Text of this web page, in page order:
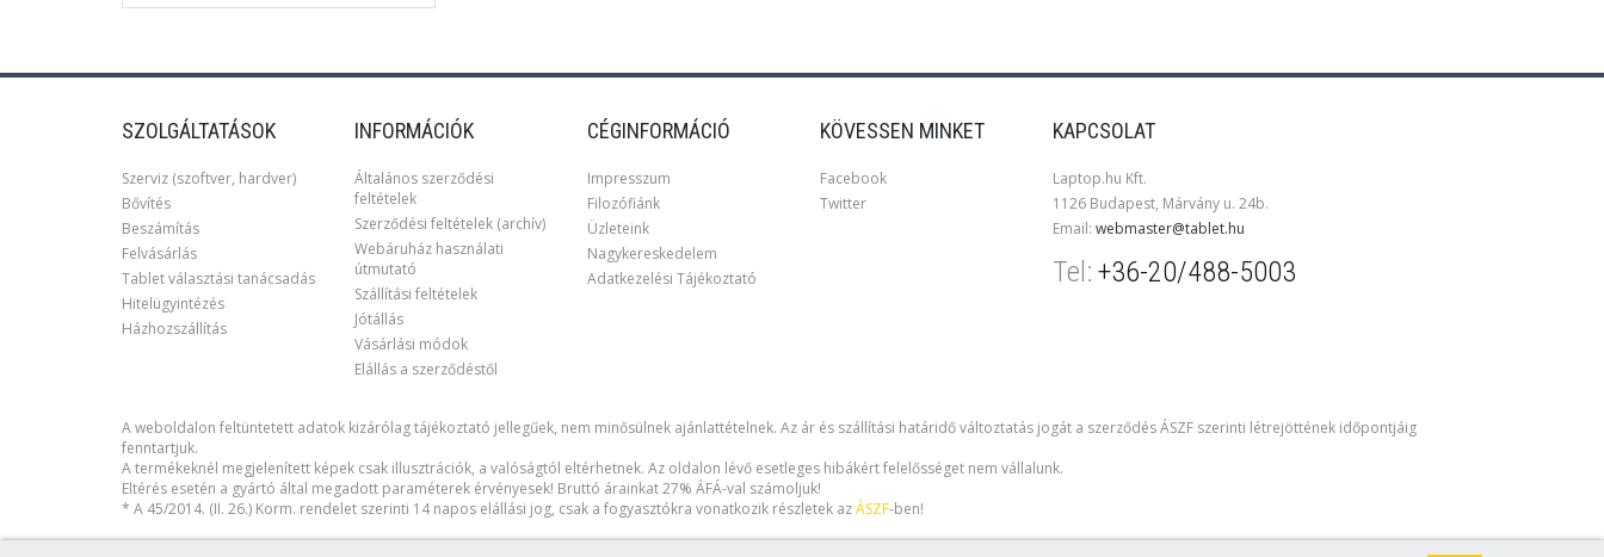
SZOLGÁLTATÁSOK
Szerviz (szoftver, hardver)
Bővítés
Beszámítás
Felvásárlás
Tablet választási tanácsadás
Hitelügyintézés
Házhozszállítás
INFORMÁCIÓK
Általános szerződési
feltételek
Szerződési feltételek (archív)
Webáruház használati
útmutató
Szállítási feltételek
Jótállás
Vásárlási módok
Elállás a szerződéstől
CÉGINFORMÁCIÓ
Impresszum
Filozófiánk
Üzleteink
Nagykereskedelem
Adatkezelési Tájékoztató
KÖVESSEN MINKET
Facebook
Twitter
KAPCSOLAT
Laptop.hu Kft.
1126 Budapest, Márvány u. 24b.
Email: webmaster@tablet.hu
Tel: +36-20/488-5003
A weboldalon feltüntetett adatok kizárólag tájékoztató jellegűek, nem minősülnek ajánlattételnek. Az ár és szállítási határidő változtatás jogát a szerződés ÁSZF szerinti létrejöttének időpontjáig
fenntartjuk.
A termékeknél megjelenített képek csak illusztrációk, a valóságtól eltérhetnek. Az oldalon lévő esetleges hibákért felelősséget nem vállalunk.
Eltérés esetén a gyártó által megadott paraméterek érvényesek! Bruttó árainkat 27% ÁFÁ-val számoljuk!
* A 45/2014. (II. 26.) Korm. rendelet szerinti 14 napos elállási jog, csak a fogyasztókra vonatkozik részletek azÁSZF-ben!